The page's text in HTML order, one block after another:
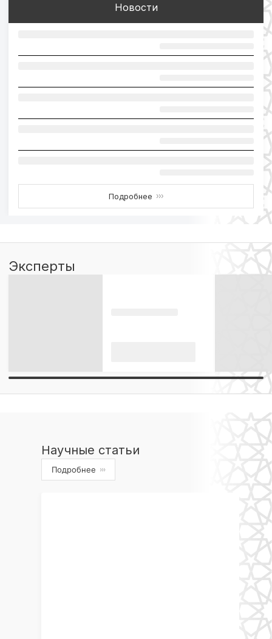
Новости
Подробнее ›››
Эксперты
Научные статьи
Подробнее ›››